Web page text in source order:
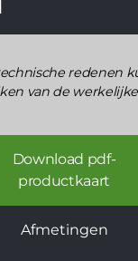
redenen
van de
Download pdf-
productkaart
Afmetingen